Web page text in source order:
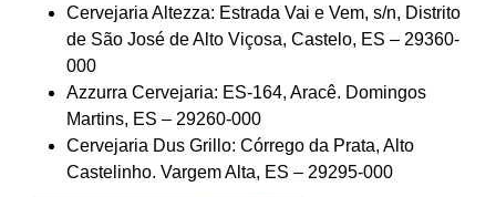
Cervejaria Altezza: Estrada Vai e Vem, s/n, Distrito
de São José de Alto Viçosa, Castelo, ES – 29360-
000
Azzurra Cervejaria: ES-164, Aracê. Domingos
Martins, ES – 29260-000
Cervejaria Dus Grillo: Córrego da Prata, Alto
Castelinho. Vargem Alta, ES – 29295-000